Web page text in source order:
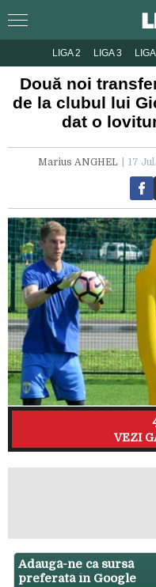
LIGA 2 LIGA 3
Două noi
de la clubul lui
dat o
Marius ANGHEL 17
VEZI
Adaugă-ne ca sursă
preferată în Google